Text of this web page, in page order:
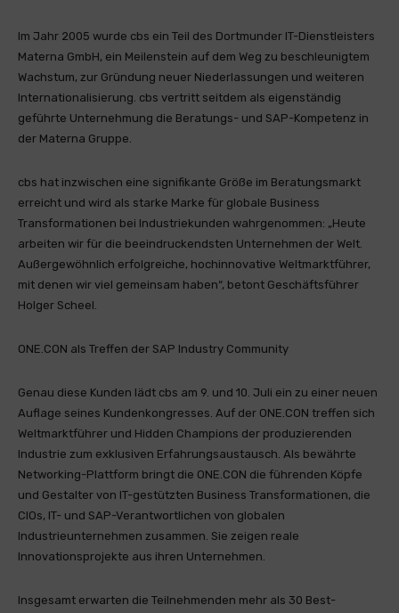
Im Jahr 2005 wurde cbs ein Teil des Dortmunder IT-Dienstleisters
Materna GmbH, ein Meilenstein auf dem Weg zu beschleunigtem
Wachstum, zur Gründung neuer Niederlassungen und weiteren
Internationalisierung. cbs vertritt seitdem als eigenständig
geführte Unternehmung die Beratungs- und SAP-Kompetenz in
der Materna Gruppe.
cbs hat inzwischen eine signifikante Größe im Beratungsmarkt
erreicht und wird als starke Marke für globale Business
Transformationen bei Industriekunden wahrgenommen: „Heute
arbeiten wir für die beeindruckendsten Unternehmen der Welt.
Außergewöhnlich erfolgreiche, hochinnovative Weltmarktführer,
mit denen wir viel gemeinsam haben“, betont Geschäftsführer
Holger Scheel.
ONE.CON als Treffen der SAP Industry Community
Genau diese Kunden lädt cbs am 9. und 10. Juli ein zu einer neuen
Auflage seines Kundenkongresses. Auf der ONE.CON treffen sich
Weltmarktführer und Hidden Champions der produzierenden
Industrie zum exklusiven Erfahrungsaustausch. Als bewährte
Networking-Plattform bringt die ONE.CON die führenden Köpfe
und Gestalter von IT-gestützten Business Transformationen, die
CIOs, IT- und SAP-Verantwortlichen von globalen
Industrieunternehmen zusammen. Sie zeigen reale
Innovationsprojekte aus ihren Unternehmen.
Insgesamt erwarten die Teilnehmenden mehr als 30 Best-